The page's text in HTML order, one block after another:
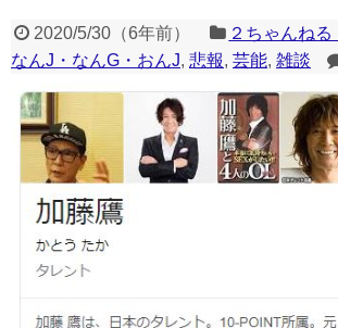
2020/5/30（6年前） ２ちゃんね
なんJ・なんG・おんJ, 悲報, 芸能, 雑談